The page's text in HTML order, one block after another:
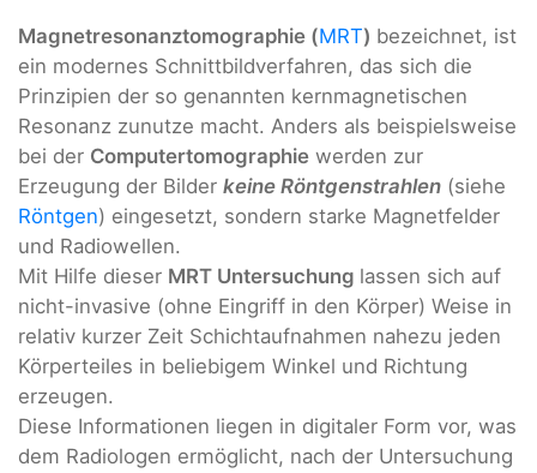
Magnetresonanztomographie (MRT) bezeichnet, ist
ein modernes Schnittbildverfahren, das sich die
Prinzipien der so genannten kernmagnetischen
Resonanz zunutze macht. Anders als beispielsweise
bei der Computertomographie werden zur
Erzeugung der Bilder keine Röntgenstrahlen (siehe
Röntgen) eingesetzt, sondern starke Magnetfelder
und Radiowellen.
Mit Hilfe dieser MRT Untersuchung lassen sich auf
nicht-invasive (ohne Eingriff in den Körper) Weise in
relativ kurzer Zeit Schichtaufnahmen nahezu jeden
Körperteiles in beliebigem Winkel und Richtung
erzeugen.
Diese Informationen liegen in digitaler Form vor, was
dem Radiologen ermöglicht, nach der Untersuchung